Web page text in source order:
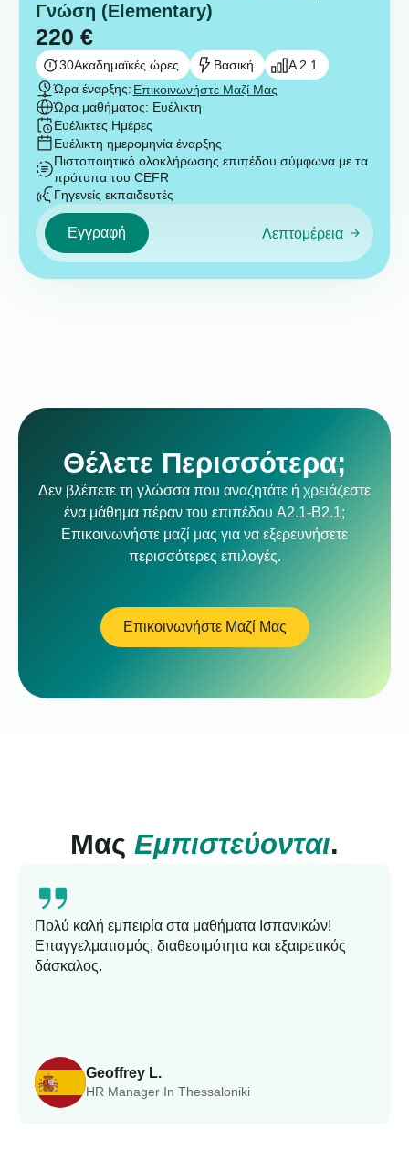
Γνώση (Elementary)
220 €
30Ακαδημαϊκές ώρες Βασική
A 2.1
Ώρα έναρξης: Επικοινωνήστε Μαζί Μας
Ώρα μαθήματος: Ευέλικτη
Ευέλικτες Ημέρες
Ευέλικτη ημερομηνία έναρξης
Πιστοποιητικό ολοκλήρωσης επιπέδου σύμφωνα με τα
πρότυπα του CEFR
Γηγενείς εκπαιδευτές
Εγγραφή Λεπτομέρεια
Θέλετε Περισσότερα;
Δεν βλέπετε τη γλώσσα που αναζητάτε ή χρειάζεστε
ένα μάθημα πέραν του επιπέδου A2.1-B2.1;
Επικοινωνήστε μαζί μας για να εξερευνήσετε
περισσότερες επιλογές.
Επικοινωνήστε Μαζί Μας
Μας Εμπιστεύονται.
Geoffrey L.
HR Manager In Thessaloniki
Πολύ καλή εμπειρία στα μαθήματα Ισπανικών!
Επαγγελματισμός, διαθεσιμότητα και εξαιρετικός
δάσκαλος.